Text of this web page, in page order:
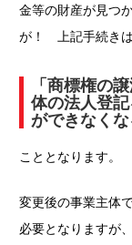
金等の財産が見つ
が！ 上記手続きは
「商標権の
体の法人登
ができなくな
こととなります。
変更後の事業主体
必要となりますが